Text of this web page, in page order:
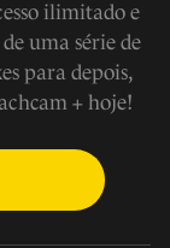
ilimitado e
uma série de
para depois,
+ hoje!